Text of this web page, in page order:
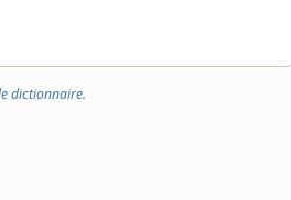
dictionnaire.